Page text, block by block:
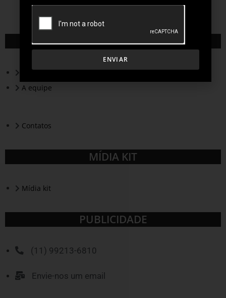
QUEM SOMOS
A revista
A equipe
Contatos
MÍDIA KIT
Mídia kit
PUBLICIDADE
(11) 99213-6810
Envie-nos um email
ENVIAR